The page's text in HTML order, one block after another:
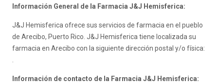
Información General de la Farmacia J&J Hemisferica:
J&J Hemisferica ofrece sus servicios de farmacia en el pueblo
de Arecibo, Puerto Rico. J&J Hemisferica tiene localizada su
farmacia en Arecibo con la siguiente dirección postal y/o física:
Información de contacto de la Farmacia J&J Hemisferica: